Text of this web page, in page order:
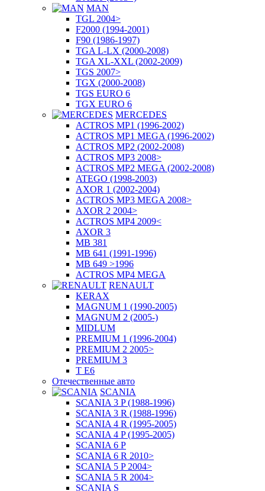
MAN
TGL 2004>
F2000 (1994-2001)
F90 (1986-1997)
TGA L-LX (2000-2008)
TGA XL-XXL (2002-2009)
TGS 2007>
TGX (2000-2008)
TGS EURO 6
TGX EURO 6
MERCEDES
ACTROS MP1 (1996-2002)
ACTROS MP1 MEGA (1996-2002)
ACTROS MP2 (2002-2008)
ACTROS MP3 2008>
ACTROS MP2 MEGA (2002-2008)
ATEGO (1998-2003)
AXOR 1 (2002-2004)
ACTROS MP3 MEGA 2008>
AXOR 2 2004>
ACTROS MP4 2009<
AXOR 3
MB 381
MB 641 (1991-1996)
MB 649 >1996
ACTROS MP4 MEGA
RENAULT
KERAX
MAGNUM 1 (1990-2005)
MAGNUM 2 (2005-)
MIDLUM
PREMIUM 1 (1996-2004)
PREMIUM 2 2005>
PREMIUM 3
T E6
Отечественные авто
SCANIA
SCANIA 3 P (1988-1996)
SCANIA 3 R (1988-1996)
SCANIA 4 R (1995-2005)
SCANIA 4 P (1995-2005)
SCANIA 6 P
SCANIA 6 R 2010>
SCANIA 5 P 2004>
SCANIA 5 R 2004>
SCANIA S